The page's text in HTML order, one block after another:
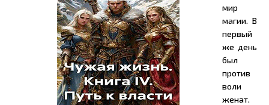
мир
магии. В
первый
же день
был
против
воли
женат.